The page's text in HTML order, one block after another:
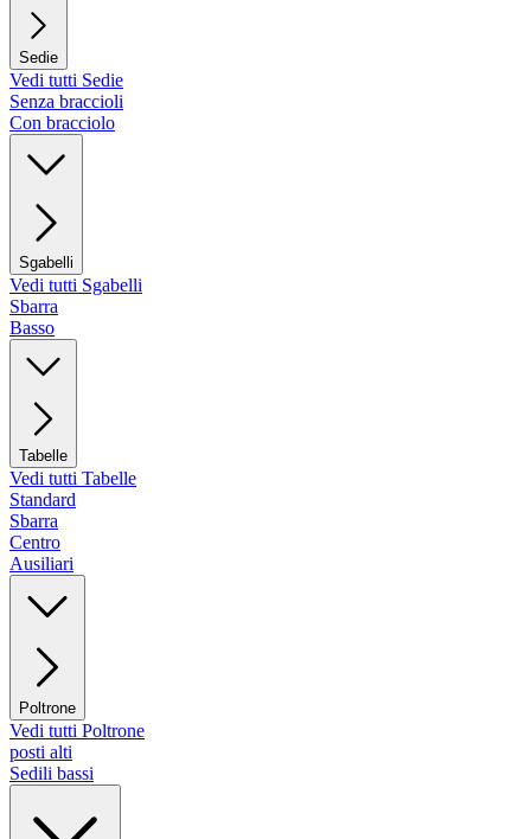
Sedie
Vedi tutti Sedie
Senza braccioli
Con bracciolo
Sgabelli
Vedi tutti Sgabelli
Sbarra
Basso
Tabelle
Vedi tutti Tabelle
Standard
Sbarra
Centro
Ausiliari
Poltrone
Vedi tutti Poltrone
posti alti
Sedili bassi